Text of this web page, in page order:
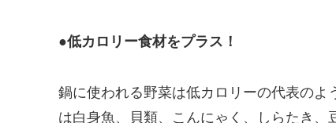
●低カロリー食材をプラス！
鍋に使われる野菜は低カロリーの代表の
は白身魚、貝類、こんにゃく、しらたき